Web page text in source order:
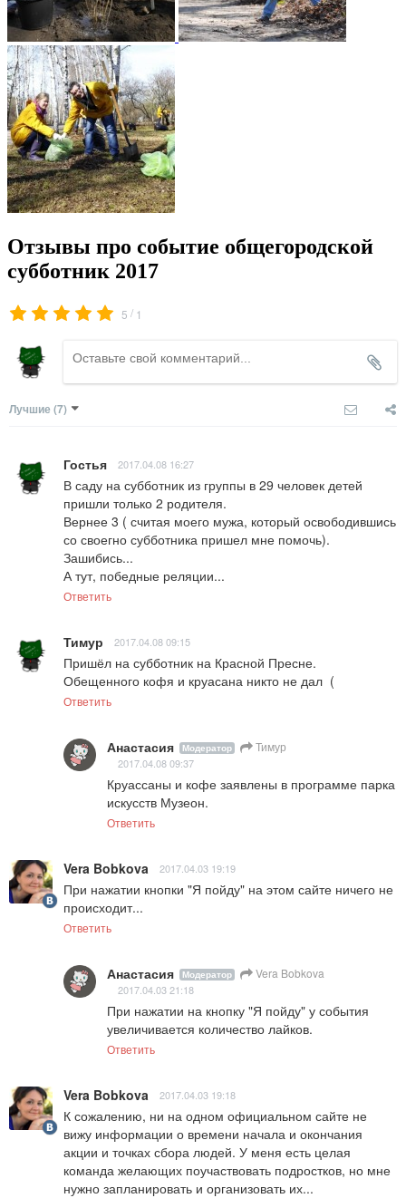
Отзывы про событие общегородской
субботник 2017
5 / 1
Лучшие (7)
Гостья 2017.04.08 16:27
В саду на субботник из группы в 29 человек детей
пришли только 2 родителя.
Вернее 3 ( считая моего мужа, который освободившись
со своегно субботника пришел мне помочь).
Зашибись...
А тут, победные реляции...
Ответить
Тимур 2017.04.08 09:15
Пришёл на субботник на Красной Пресне.
Обещенного кофя и круасана никто не дал  (
Ответить
Анастасия Модератор Тимур
2017.04.08 09:37
Круассаны и кофе заявлены в программе парка
искусств Музеон.
Ответить
Vera Bobkova 2017.04.03 19:19
При нажатии кнопки "Я пойду" на этом сайте ничего не
происходит...
Ответить
Анастасия Модератор Vera Bobkova
2017.04.03 21:18
При нажатии на кнопку "Я пойду" у события
увеличивается количество лайков.
Ответить
Vera Bobkova 2017.04.03 19:18
К сожалению, ни на одном официальном сайте не
вижу информации о времени начала и окончания
акции и точках сбора людей. У меня есть целая
команда желающих поучаствовать подростков, но мне
нужно запланировать и организовать их...